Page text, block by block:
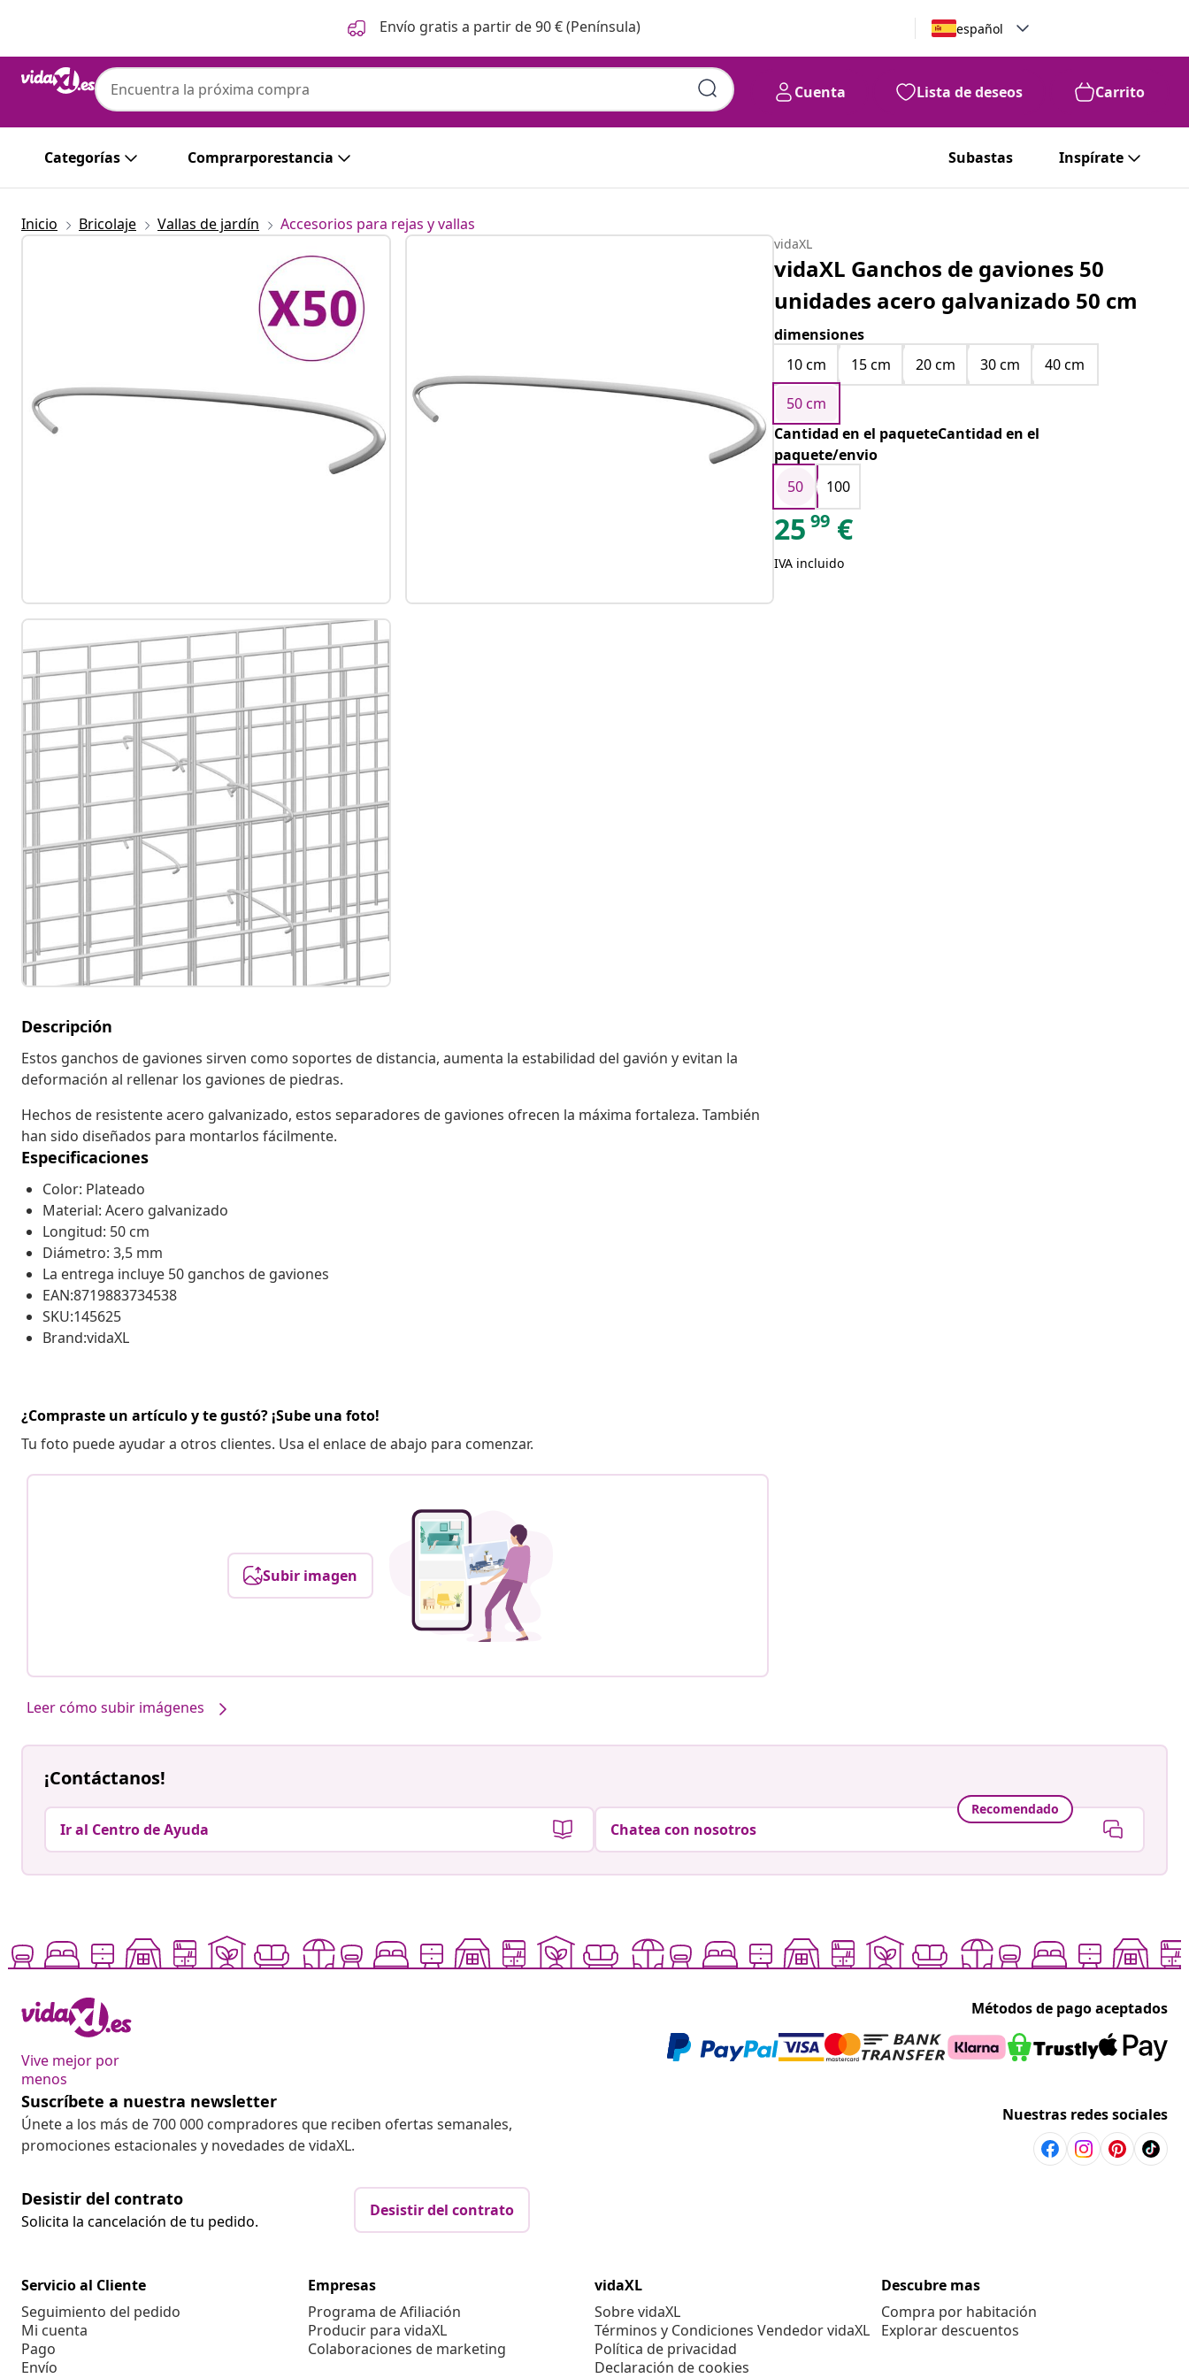
Envío gratis a partir de 90 € (Península) español
Cuenta Lista de deseos Carrito
Categorías Comprarporestancia Subastas Inspírate
Inicio Bricolaje Vallas de jardín Accesorios para rejas y vallas
Descripción
Estos ganchos de gaviones sirven como soportes de distancia, aumenta la estabilidad del gavión y evitan la
deformación al rellenar los gaviones de piedras.
Hechos de resistente acero galvanizado, estos separadores de gaviones ofrecen la máxima fortaleza. También
han sido diseñados para montarlos fácilmente.
Especificaciones
Color: Plateado
Material: Acero galvanizado
Longitud: 50 cm
Diámetro: 3,5 mm
La entrega incluye 50 ganchos de gaviones
EAN:8719883734538
SKU:145625
Brand:vidaXL
¿Compraste un artículo y te gustó? ¡Sube una foto!
Tu foto puede ayudar a otros clientes. Usa el enlace de abajo para comenzar.
Subir imagen
Leer cómo subir imágenes
vidaXL
vidaXL Ganchos de gaviones 50
unidades acero galvanizado 50 cm
dimensiones
10 cm
15 cm 20 cm 30 cm
40 cm
50 cm
Cantidad en el paqueteCantidad en el
paquete/envio
50
100
25 99 €
IVA incluido
¡Contáctanos!
Ir al Centro de Ayuda
Recomendado
Chatea con nosotros
Vive mejor por
menos
Métodos de pago aceptados
Suscríbete a nuestra newsletter
Únete a los más de 700 000 compradores que reciben ofertas semanales,
promociones estacionales y novedades de vidaXL.
Nuestras redes sociales
Desistir del contrato
Solicita la cancelación de tu pedido.
Desistir del contrato
Servicio al Cliente
Seguimiento del pedido
Mi cuenta
Pago
Envío
Empresas
Programa de Afiliación
Producir para vidaXL
Colaboraciones de marketing
vidaXL
Sobre vidaXL
Términos y Condiciones Vendedor vidaXL
Política de privacidad
Declaración de cookies
Descubre mas
Compra por habitación
Explorar descuentos